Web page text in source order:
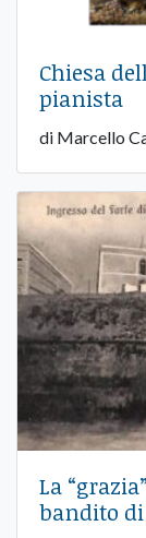
Chiesa
pianista
di Marcello
La
bandito